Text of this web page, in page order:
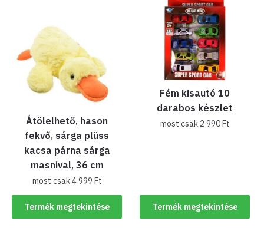
Átölelhető, hason
fekvő, sárga plüss
kacsa párna sárga
masnival, 36 cm
most csak4 999 Ft
Termék megtekintése
Fém kisautó 10
darabos készlet
most csak 2 990Ft
Termék megtekintése